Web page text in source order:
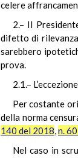
celere
2.– Il
difetto di
sarebbero
prova.
2.1.–
Per costante
della norma
140 del 2018,n.
Nel caso in